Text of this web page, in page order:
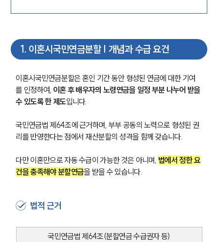
1. 이혼시국민연금분할 | 개념과 수급 요건
이혼시국민연금분할은 혼인 기간 동안 형성된 연금에 대한 기여
를 인정하여, 이혼 후 배우자의 노령연금을 일정 부분 나누어 받을
수 있도록 한 제도입니다.
국민연금법 제64조에 근거하며, 부부 공동의 노력으로 형성된 권
리를 반영한다는 점에서 재산분할의 성격을 함께 갖습니다.
다만 이혼만으로 자동 수급이 가능한 것은 아니며, 법에서 정한 요
건을 충족해야 분할연금을 받을 수 있습니다.
법적 근거
국민연금법 제64조(분할연금 수급권자 등)